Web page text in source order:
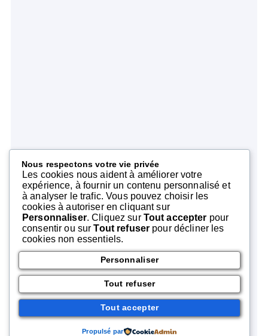
Nous respectons votre vie privée
Les cookies nous aident à améliorer votre
expérience, à fournir un contenu personnalisé et
à analyser le trafic. Vous pouvez choisir les
cookies à autoriser en cliquant sur
Personnaliser. Cliquez sur Tout accepter pour
consentir ou surTout refuser pour décliner les
cookies non essentiels.
Personnaliser
Tout refuser
Tout accepter
Propulsé par